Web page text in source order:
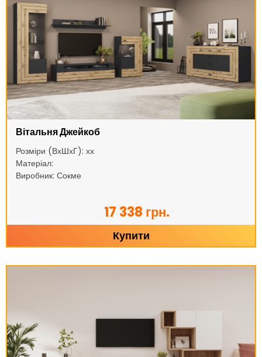
Вітальня Джейкоб
Розміри (ВхШхГ): хх
Матеріал:
Виробник: Сокме
17 338 грн.
Купити